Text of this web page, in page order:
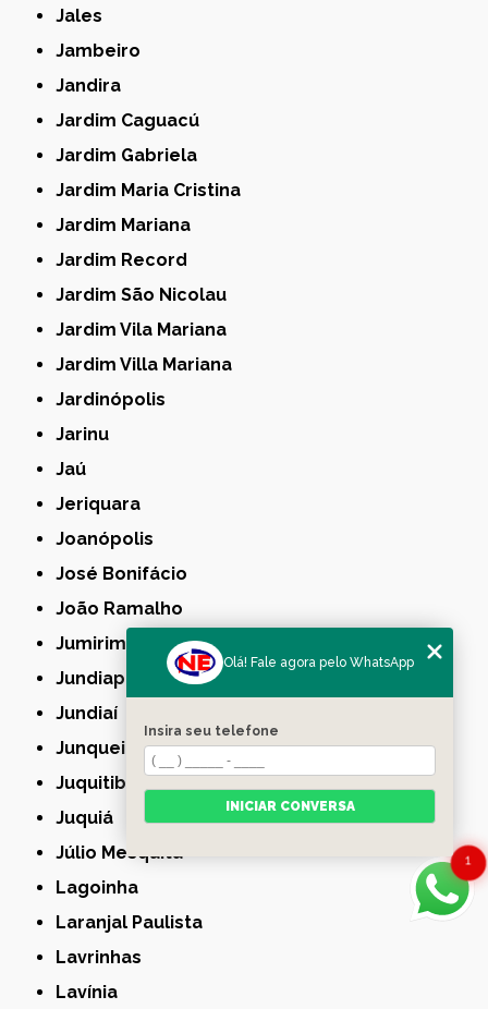
Jales
Jambeiro
Jandira
Jardim Caguacú
Jardim Gabriela
Jardim Maria Cristina
Jardim Mariana
Jardim Record
Jardim São Nicolau
Jardim Vila Mariana
Jardim Villa Mariana
Jardinópolis
Jarinu
Jaú
Jeriquara
Joanópolis
José Bonifácio
João Ramalho
Jumirim
Jundiapeba
Jundiaí
Junqueirópolis
Juquitiba
Juquiá
Júlio Mesquita
Lagoinha
Laranjal Paulista
Lavrinhas
Lavínia
1
Olá! Fale agora pelo WhatsApp
Insira seu telefone
INICIAR CONVERSA